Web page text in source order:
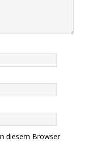
diesem Browser